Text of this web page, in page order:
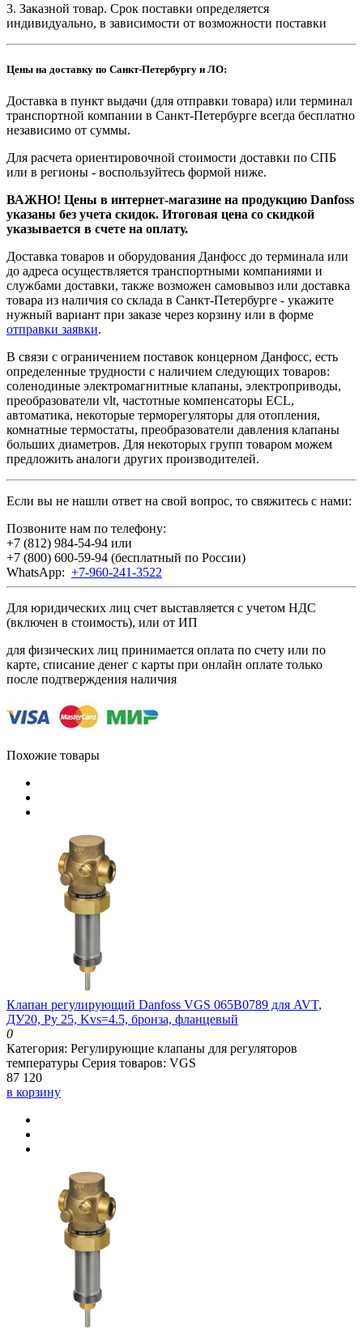
3. Заказной товар. Срок поставки определяется
индивидуально, в зависимости от возможности поставки
Цены на доставку по Санкт-Петербургу и ЛО:
Доставка в пункт выдачи (для отправки товара) или терминал
транспортной компании в Санкт-Петербурге всегда бесплатно
независимо от суммы.
Для расчета ориентировочной стоимости доставки по СПБ
или в регионы - воспользуйтесь формой ниже.
ВАЖНО! Цены в интернет-магазине на продукцию Danfoss
указаны без учета скидок. Итоговая цена со скидкой
указывается в счете на оплату.
Доставка товаров и оборудования Данфосс до терминала или
до адреса осуществляется транспортными компаниями и
службами доставки, также возможен самовывоз или доставка
товара из наличия со склада в Санкт-Петербурге - укажите
нужный вариант при заказе через корзину или в форме
отправки заявки.
В связи с ограничением поставок концерном Данфосс, есть
определенные трудности с наличием следующих товаров:
соленодиные электромагнитные клапаны, электроприводы,
преобразователи vlt, частотные компенсаторы ECL,
автоматика, некоторые терморегуляторы для отопления,
комнатные термостаты, преобразователи давления клапаны
больших диаметров. Для некоторых групп товаром можем
предложить аналоги других производителей.
Если вы не нашли ответ на свой вопрос, то свяжитесь с нами:
Позвоните нам по телефону:
+7 (812) 984-54-94 или
+7 (800) 600-59-94 (бесплатный по России)
WhatsApp: +7-960-241-3522
Для юридических лиц счет выставляется с учетом НДС
(включен в стоимость), или от ИП
для физических лиц принимается оплата по счету или по
карте, списание денег с карты при онлайн оплате только
после подтверждения наличия
Похожие товары
Клапан регулирующий Danfoss VGS 065B0789 для AVT,
ДУ20, Ру 25, Kvs=4.5, бронза, фланцевый
0
Категория: Регулирующие клапаны для регуляторов
температуры Серия товаров: VGS
87 120
в корзину